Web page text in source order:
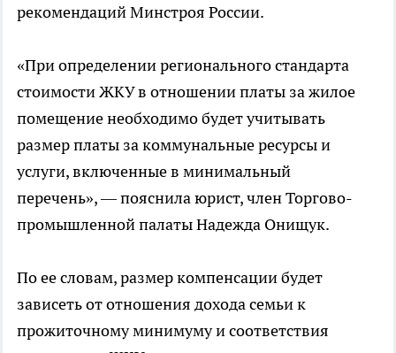
рекомендаций Минстроя России.
«При определении регионального стандарта
стоимости ЖКУ в отношении платы за жилое
помещение необходимо будет учитывать
размер платы за коммунальные ресурсы и
услуги, включенные в минимальный
перечень», — пояснила юрист, член Торгово-
промышленной палаты Надежда Онищук.
По ее словам, размер компенсации будет
зависеть от отношения дохода семьи к
прожиточному минимуму и соответствия